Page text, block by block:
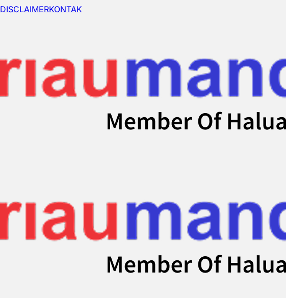
DISCLAIMERKONTAK